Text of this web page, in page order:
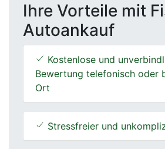
Ihre Vorteile mit
Autoankauf
Kostenlose und
Bewertung telefonisch oder
Ort
Stressfreier und